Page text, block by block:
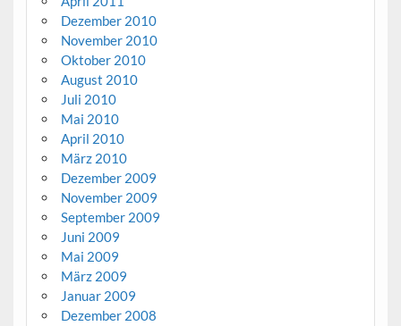
Dezember 2010
November 2010
Oktober 2010
August 2010
Juli 2010
Mai 2010
April 2010
März 2010
Dezember 2009
November 2009
September 2009
Juni 2009
Mai 2009
März 2009
Januar 2009
Dezember 2008